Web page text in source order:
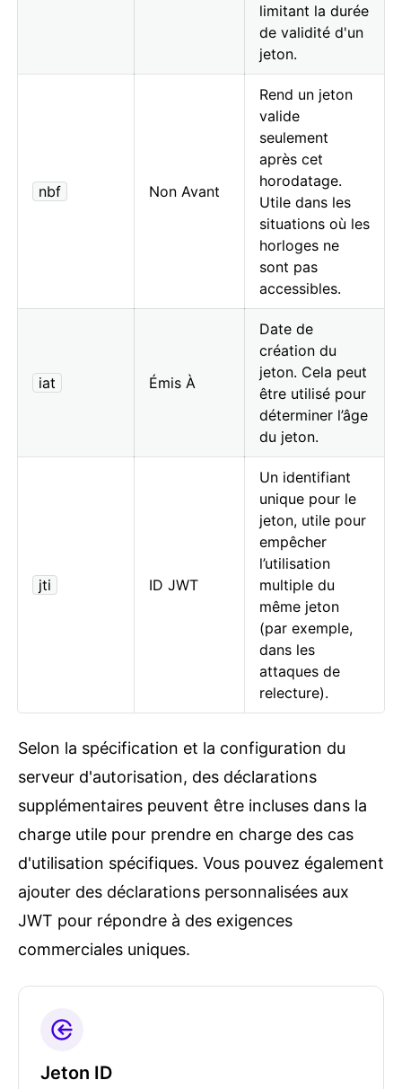
limitant la durée
de validité d'un
jeton.
nbf Non Avant
Rend un jeton
valide
seulement
après cet
horodatage.
Utile dans les
situations où les
horloges ne
sont pas
accessibles.
iat Émis À
Date de
création du
jeton. Cela peut
être utilisé pour
déterminer l’âge
du jeton.
jti ID JWT
Un identifiant
unique pour le
jeton, utile pour
empêcher
l’utilisation
multiple du
même jeton
(par exemple,
dans les
attaques de
relecture).
Selon la spécification et la configuration du
serveur d'autorisation, des déclarations
supplémentaires peuvent être incluses dans la
charge utile pour prendre en charge des cas
d'utilisation spécifiques. Vous pouvez également
ajouter des déclarations personnalisées aux
JWT pour répondre à des exigences
commerciales uniques.
Jeton ID